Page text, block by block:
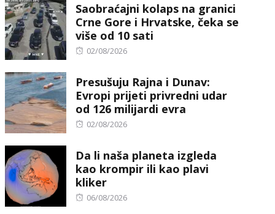
Saobraćajni kolaps na granici
Crne Gore i Hrvatske, čeka se
više od 10 sati
Posted
02/08/2026
Presušuju Rajna i Dunav:
Evropi prijeti privredni udar
od 126 milijardi evra
Posted
02/08/2026
Da li naša planeta izgleda
kao krompir ili kao plavi
kliker
Posted
06/08/2026